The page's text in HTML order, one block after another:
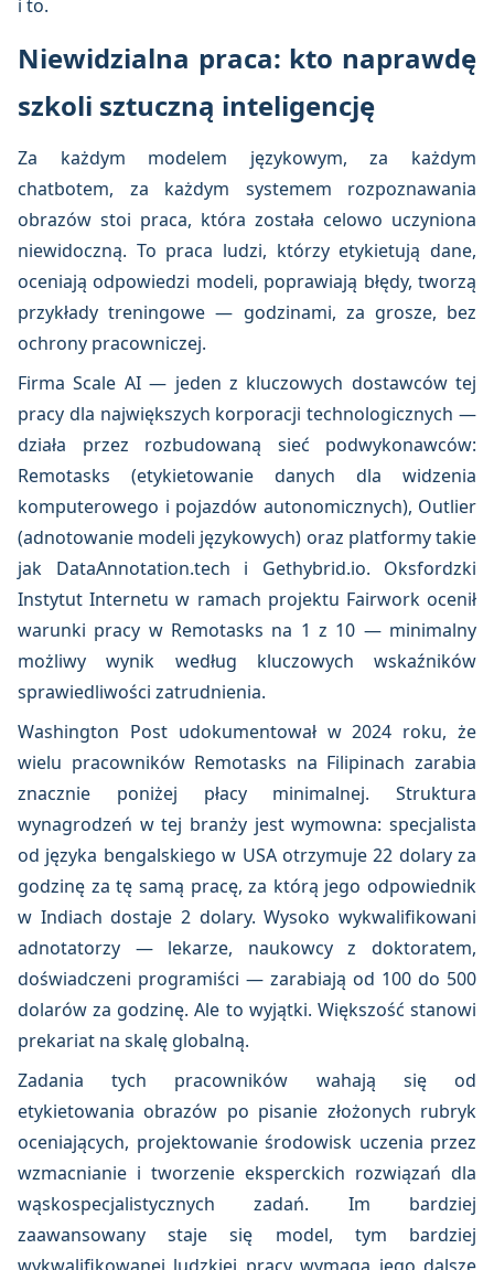
i to.
Niewidzialna praca: kto naprawdę
szkoli sztuczną inteligencję
Za każdym modelem językowym, za każdym
chatbotem, za każdym systemem rozpoznawania
obrazów stoi praca, która została celowo uczyniona
niewidoczną. To praca ludzi, którzy etykietują dane,
oceniają odpowiedzi modeli, poprawiają błędy, tworzą
przykłady treningowe — godzinami, za grosze, bez
ochrony pracowniczej.
Firma Scale AI — jeden z kluczowych dostawców tej
pracy dla największych korporacji technologicznych —
działa przez rozbudowaną sieć podwykonawców:
Remotasks (etykietowanie danych dla widzenia
komputerowego i pojazdów autonomicznych), Outlier
(adnotowanie modeli językowych) oraz platformy takie
jak DataAnnotation.tech i Gethybrid.io. Oksfordzki
Instytut Internetu w ramach projektu Fairwork ocenił
warunki pracy w Remotasks na 1 z 10 — minimalny
możliwy wynik według kluczowych wskaźników
sprawiedliwości zatrudnienia.
Washington Post udokumentował w 2024 roku, że
wielu pracowników Remotasks na Filipinach zarabia
znacznie poniżej płacy minimalnej. Struktura
wynagrodzeń w tej branży jest wymowna: specjalista
od języka bengalskiego w USA otrzymuje 22 dolary za
godzinę za tę samą pracę, za którą jego odpowiednik
w Indiach dostaje 2 dolary. Wysoko wykwalifikowani
adnotatorzy — lekarze, naukowcy z doktoratem,
doświadczeni programiści — zarabiają od 100 do 500
dolarów za godzinę. Ale to wyjątki. Większość stanowi
prekariat na skalę globalną.
Zadania tych pracowników wahają się od
etykietowania obrazów po pisanie złożonych rubryk
oceniających, projektowanie środowisk uczenia przez
wzmacnianie i tworzenie eksperckich rozwiązań dla
wąskospecjalistycznych zadań. Im bardziej
zaawansowany staje się model, tym bardziej